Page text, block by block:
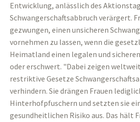
Entwicklung, anlässlich des
Schwangerschaftsabbruch verärgert.
gezwungen, einen unsicheren
vornehmen zu lassen, wenn die
Heimatland einen legalen und
oder erschwert. "Dabei zeigen
restriktive Gesetze
verhindern. Sie drängen Frauen
Hinterhofpfuschern und setzten sie
gesundheitlichen Risiko aus. Das hält